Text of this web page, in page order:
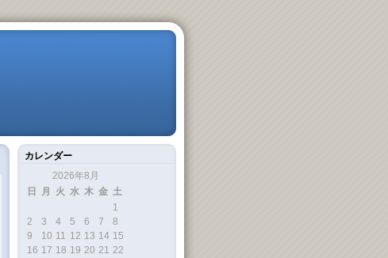
カレンダー
2026年8月
日
月 火 水 木 金 土
1
2
3 4 5 6 7
8
9
10 11 12 13 14 15
16 17 18 19 20 21 22